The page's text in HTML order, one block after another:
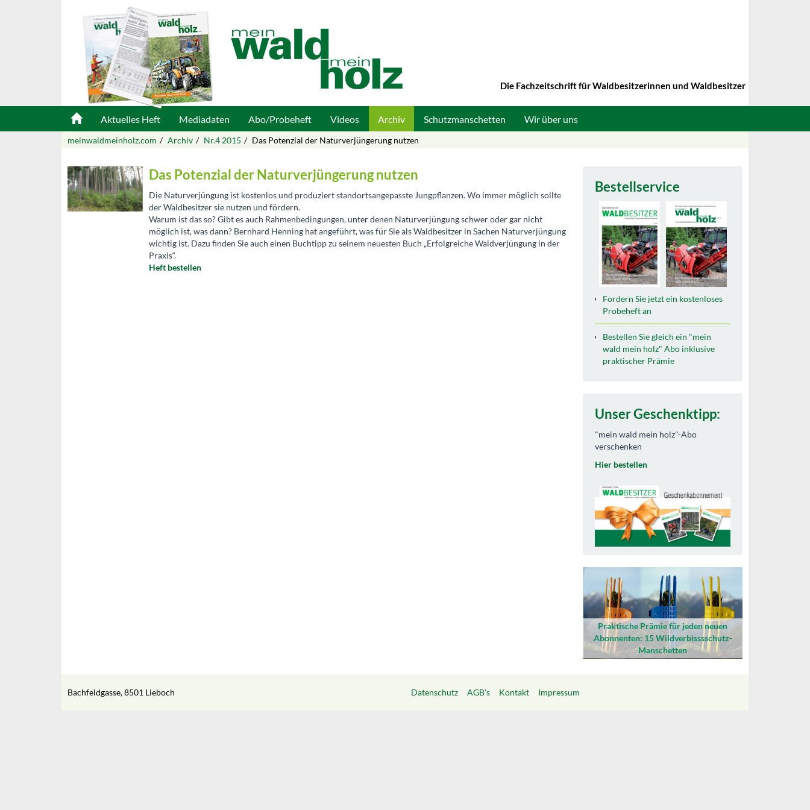
Die Fachzeitschrift für Waldbesitzerinnen und Waldbesitzer
Aktuelles Heft Mediadaten Abo/Probeheft Videos Archiv Schutzmanschetten Wir über uns
meinwaldmeinholz.com Archiv Nr.4 2015 Das Potenzial der Naturverjüngerung nutzen
Das Potenzial der Naturverjüngerung nutzen
Die Naturverjüngung ist kostenlos und produziert standortsangepasste Jungpflanzen. Wo immer möglich sollte
der Waldbesitzer sie nutzen und fördern.
Warum ist das so? Gibt es auch Rahmenbedingungen, unter denen Naturverjüngung schwer oder gar nicht
möglich ist, was dann? Bernhard Henning hat angeführt, was für Sie als Waldbesitzer in Sachen Naturverjüngung
wichtig ist. Dazu finden Sie auch einen Buchtipp zu seinem neuesten Buch „Erfolgreiche Waldverjüngung in der
Praxis“.
Heft bestellen
Bestellservice
Fordern Sie jetzt ein kostenloses
Probeheft an
Bestellen Sie gleich ein "mein
wald mein holz" Abo inklusive
praktischer Prämie
Unser Geschenktipp:
"mein wald mein holz"-Abo
verschenken
Hier bestellen
Praktische Prämie für jeden neuen
Abonnenten: 15 Wildverbisssschutz-
Manschetten
Bachfeldgasse, 8501 Lieboch Datenschutz AGB's Kontakt Impressum